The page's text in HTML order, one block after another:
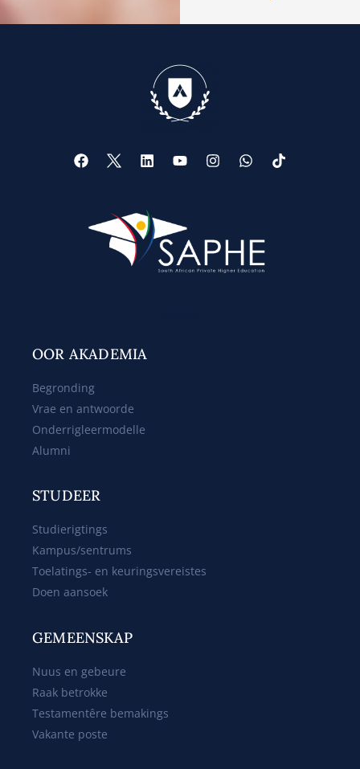
OOR AKADEMIA
Begronding
Vrae en antwoorde
Onderrigleermodelle
Alumni
STUDEER
Studierigtings
Kampus/sentrums
Toelatings- en keuringsvereistes
Doen aansoek
GEMEENSKAP
Nuus en gebeure
Raak betrokke
Testamentêre bemakings
Vakante poste